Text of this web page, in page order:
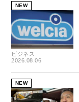
NEW
ビジネス
2026.08.06
NEW